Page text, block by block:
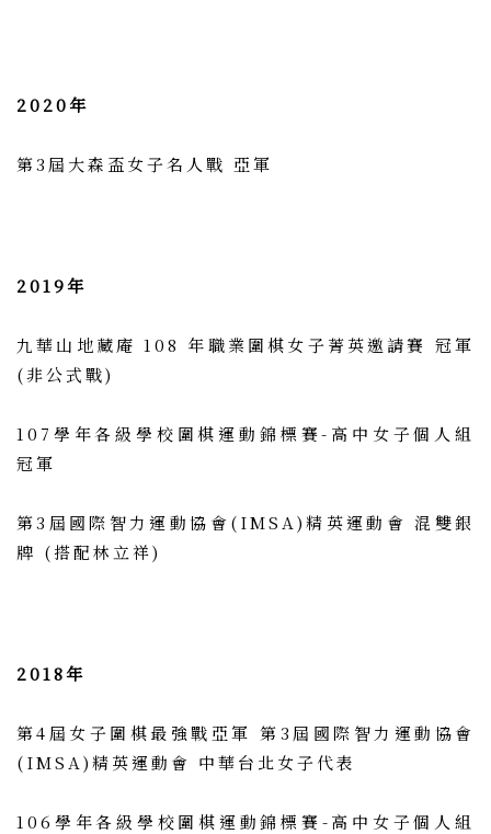
2020年
第3屆大森盃女子名人戰 亞軍
2019年
九華山地藏庵 108 年職業圍棋女子菁英邀請賽 冠軍
(非公式戰)
107學年各級學校圍棋運動錦標賽-高中女子個人組
冠軍
第3屆國際智力運動協會(IMSA)精英運動會 混雙銀
牌 (搭配林立祥)
2018年
第4屆女子圍棋最強戰亞軍 第3屆國際智力運動協會
(IMSA)精英運動會 中華台北女子代表
106學年各級學校圍棋運動錦標賽-高中女子個人組